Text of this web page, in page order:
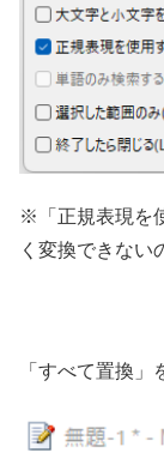
※「正規表現を
く変換できない
「すべて置換」